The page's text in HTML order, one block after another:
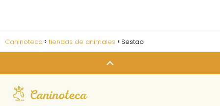
Caninoteca tiendas de animales Sestao